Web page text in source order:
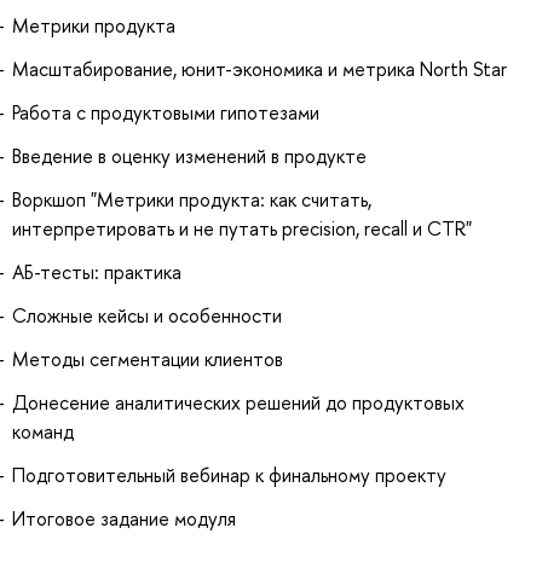
Метрики продукта
Масштабирование, юнит-экономика и метрика North Star
Работа с продуктовыми гипотезами
Введение в оценку изменений в продукте
Воркшоп "Метрики продукта: как считать,
интерпретировать и не путать precision, recall и CTR"
АБ-тесты: практика
Сложные кейсы и особенности
Методы сегментации клиентов
Донесение аналитических решений до продуктовых
команд
Подготовительный вебинар к финальному проекту
Итоговое задание модуля